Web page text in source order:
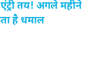
तय! अगले महीने
है धमाल